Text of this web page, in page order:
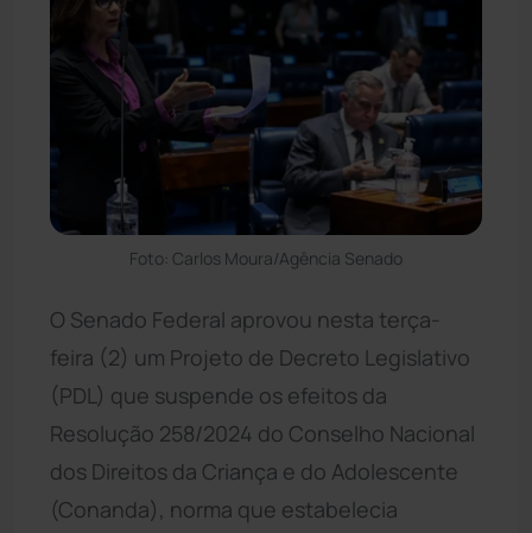
Foto: Carlos Moura/Agência Senado
O Senado Federal aprovou nesta terça-
feira (2) um Projeto de Decreto Legislativo
(PDL) que suspende os efeitos da
Resolução 258/2024 do Conselho Nacional
dos Direitos da Criança e do Adolescente
(Conanda), norma que estabelecia